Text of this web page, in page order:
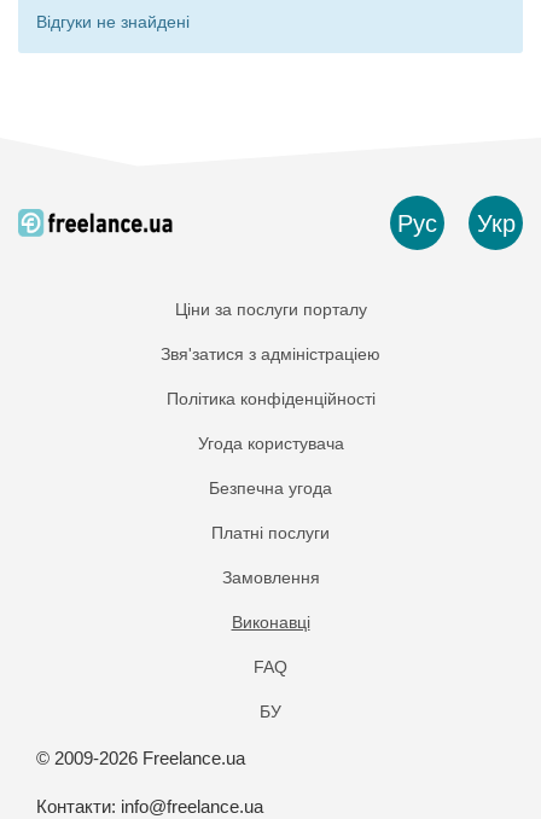
Відгуки не знайдені
Рус Укр
Ціни за послуги порталу
Звя'затися з адміністраціею
Політика конфіденційності
Угода користувача
Безпечна угода
Платнi послуги
Замовлення
Виконавці
FAQ
БУ
© 2009-2026 Freelance.ua
Контакти: info@freelance.ua